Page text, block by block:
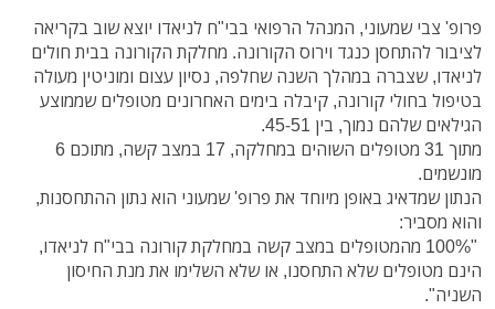
פרופ' צבי שמעוני, המנהל הרפואי בבי"ח לניאדו יוצא שוב בקריאה
לציבור להתחסן כנגד וירוס הקורונה. מחלקת הקורונה בבית חולים
לניאדו, שצברה במהלך השנה שחלפה, נסיון עצום ומוניטין מעולה
בטיפול בחולי קורונה, קיבלה בימים האחרונים מטופלים שממוצע
הגילאים שלהם נמוך, בין 45-51.
מתוך 31 מטופלים השוהים במחלקה, 17 במצב קשה, מתוכם 6
מונשמים.
הנתון שמדאיג באופן מיוחד את פרופ' שמעוני הוא נתון ההתחסנות,
והוא מסביר:
"100% מהמטופלים במצב קשה במחלקת קורונה בבי"ח לניאדו,
הינם מטופלים שלא התחסנו, או שלא השלימו את מנת החיסון
השניה".